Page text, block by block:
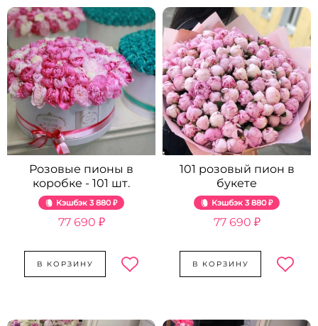
Розовые пионы в
коробке - 101 шт.
Кэшбэк 3 880 ₽
77 690 ₽
В КОРЗИНУ
101 розовый пион в
букете
Кэшбэк 3 880 ₽
77 690 ₽
В КОРЗИНУ